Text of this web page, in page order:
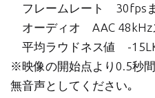
フレームレート 30fps
オーディオ AAC 48kHz
平均ラウドネス値 -
※映像の開始点より0.5秒
無音声としてください｡